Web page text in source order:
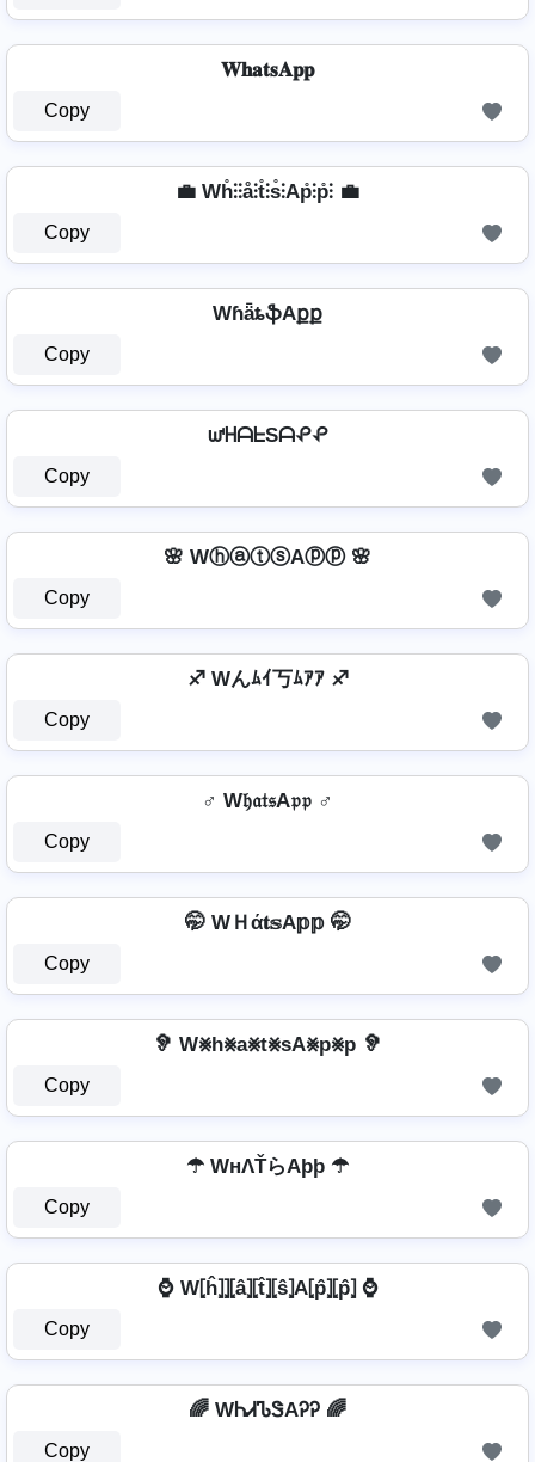
𝐖𝐡𝐚𝐭𝐬𝐀𝐩𝐩
Copy
💼 Wh̊⫶⫶å⫶t̊⫶s̊⫶Ap̊⫶p̊⫶ 💼
Copy
WɦǟȶֆAքք
Copy
ᘺᕼᗩᖶSᗩᕵᕵ
Copy
🌸 WⓗⓐⓣⓢAⓟⓟ 🌸
Copy
♐ Wんﾑｲ丂ﾑｱｱ ♐
Copy
♂️ W𝔥𝔞𝔱𝔰A𝔭𝔭 ♂️
Copy
🤭 WＨά𝐭𝕤A𝕡𝕡 🤭
Copy
🦻 W⨳h⨳a⨳t⨳sA⨳p⨳p 🦻
Copy
☂ WнΛŤらAþþ ☂
Copy
⌚ W⦏ĥ⦎⦎⦏â⦎⦏t̂⦎⦏ŝ⦎A⦏p̂⦎⦏p̂⦎ ⌚
Copy
🌈 WᏂᏗᏖᏕAᎮᎮ 🌈
Copy